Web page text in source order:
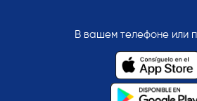
В вашем телефоне или